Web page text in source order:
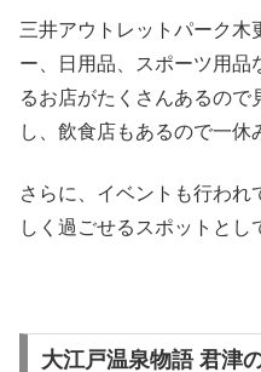
三井アウトレットパーク木
ー、日用品、スポーツ用品
るお店がたくさんあるので
し、飲食店もあるので一休
さらに、イベントも行われ
しく過ごせるスポットとし
大江戸温泉物語 君津